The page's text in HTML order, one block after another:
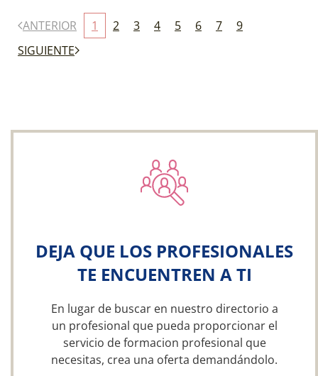
ANTERIOR 1 2 3 4 5 6 7
9
SIGUIENTE
DEJA QUE LOS PROFESIONALES
TE ENCUENTREN A TI
En lugar de buscar en nuestro directorio a
un profesional que pueda proporcionar el
servicio de formacion profesional que
necesitas, crea una oferta demandándolo.